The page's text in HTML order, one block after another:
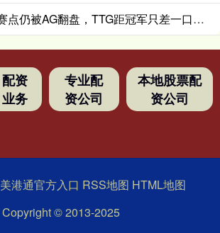
盈富优配 先夺赛点仍被AG翻盘，TTG距冠军只差一口气？_Ming_决赛_Fly
配资
业务
专业配
资公司
本地股票配
资公司
美港通官方入口 RSS地图 HTML地图
Copyright© 2013-2025